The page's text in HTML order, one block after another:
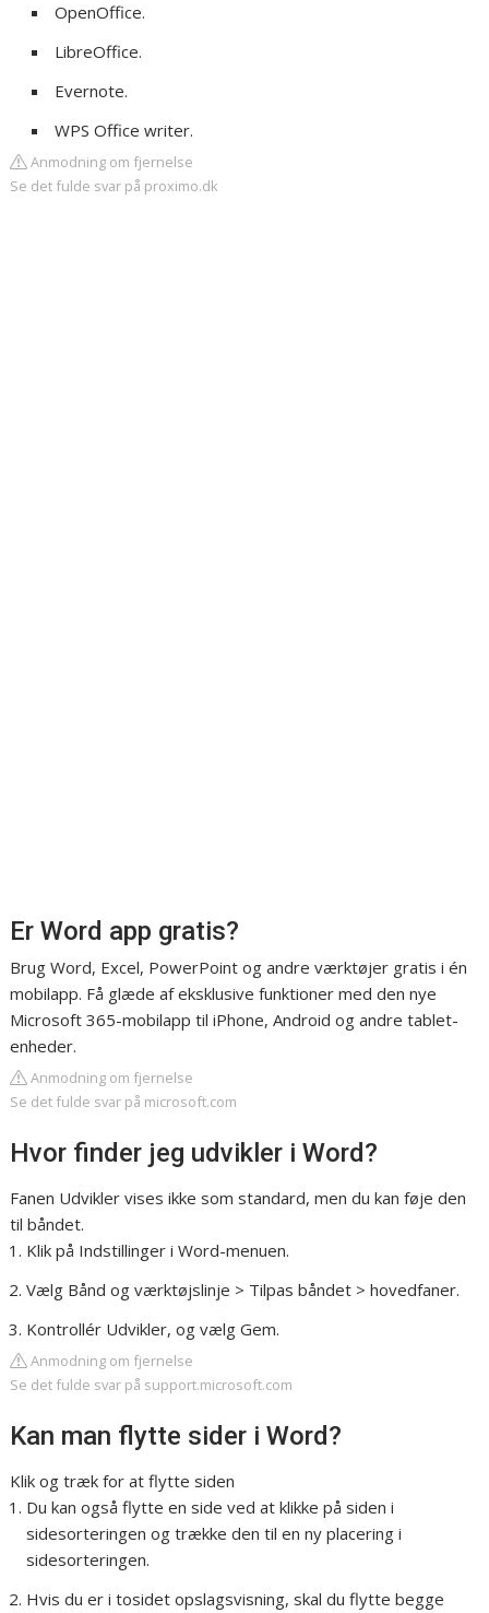
OpenOffice.
LibreOffice.
Evernote.
WPS Office writer.
Anmodning om fjernelse
Se det fulde svar på proximo.dk
Er Word app gratis?
Brug Word, Excel, PowerPoint og andre værktøjer gratis i én
mobilapp. Få glæde af eksklusive funktioner med den nye
Microsoft 365-mobilapp til iPhone, Android og andre tablet-
enheder.
Anmodning om fjernelse
Se det fulde svar på microsoft.com
Hvor finder jeg udvikler i Word?
Fanen Udvikler vises ikke som standard, men du kan føje den
til båndet.
Klik på Indstillinger i Word-menuen.
Vælg Bånd og værktøjslinje > Tilpas båndet > hovedfaner.
Kontrollér Udvikler, og vælg Gem.
Anmodning om fjernelse
Se det fulde svar på support.microsoft.com
Kan man flytte sider i Word?
Klik og træk for at flytte siden
Du kan også flytte en side ved at klikke på siden i
sidesorteringen og trække den til en ny placering i
sidesorteringen.
Hvis du er i tosidet opslagsvisning, skal du flytte begge